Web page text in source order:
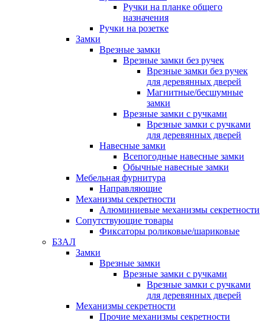
Ручки на планке общего
назначения
Ручки на розетке
Замки
Врезные замки
Врезные замки без ручек
Врезные замки без ручек
для деревянных дверей
Магнитные/бесшумные
замки
Врезные замки с ручками
Врезные замки с ручками
для деревянных дверей
Навесные замки
Всепогодные навесные замки
Обычные навесные замки
Мебельная фурнитура
Направляющие
Механизмы секретности
Алюминиевые механизмы секретности
Сопутствующие товары
Фиксаторы роликовые/шариковые
БЗАЛ
Замки
Врезные замки
Врезные замки с ручками
Врезные замки с ручками
для деревянных дверей
Механизмы секретности
Прочие механизмы секретности